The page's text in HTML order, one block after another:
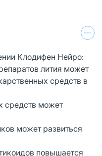
Клодифен Нейро:
лития может
средств в
средств может
может развиться
повышается